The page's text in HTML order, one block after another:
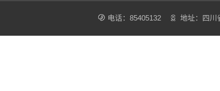
电话：85405132 地址：四川